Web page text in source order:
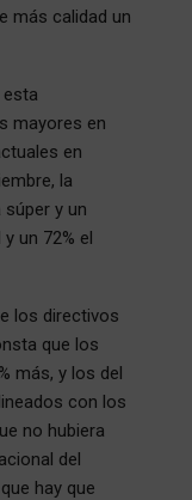
más calidad un
esta
mayores en
en
la
y un
un 72% el
los directivos
que los
más, y los del
con los
no hubiera
del
hay que